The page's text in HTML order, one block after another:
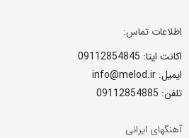
اطلاعات تماس:
اکانت ایتا: 09112854845
ایمیل: info@melod.ir
تلفن: 09112854885
آهنگهای ایرانی